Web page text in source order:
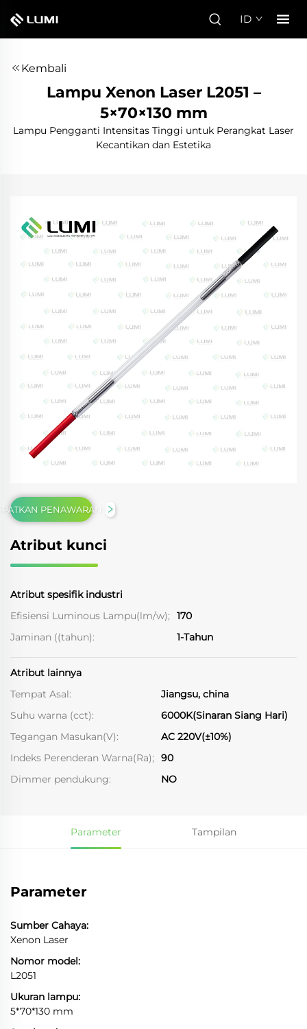
ID
Kembali
Lampu Xenon Laser L2051 –
5×70×130 mm
Lampu Pengganti Intensitas Tinggi untuk Perangkat Laser
Kecantikan dan Estetika
Atribut kunci
Atribut spesifik industri
Efisiensi Luminous Lampu(lm/w);
170
Jaminan ((tahun):
1-Tahun
Atribut lainnya
Tempat Asal:
Jiangsu, china
Suhu warna (cct):
6000K(Sinaran Siang Hari)
Tegangan Masukan(V):
AC 220V(±10%)
Indeks Perenderan Warna(Ra);
90
Dimmer pendukung:
NO
PENAWARAN
Parameter Tampilan
Parameter
Sumber Cahaya:
Xenon Laser
Nomor model:
L2051
Ukuran lampu:
5*70*130 mm